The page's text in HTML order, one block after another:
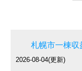
札幌市一棟収
2026-08-04(更新)